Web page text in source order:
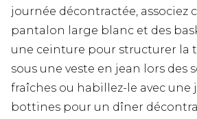
journée décontractée, associez
pantalon large blanc et des
une ceinture pour structurer la
sous une veste en jean lors des
fraîches ou habillez-le avec une
bottines pour un dîner